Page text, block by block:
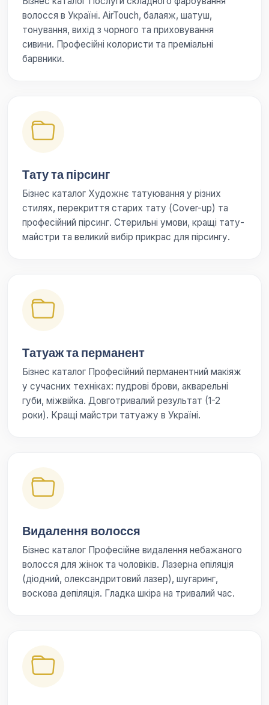
волосся в Україні. AirTouch, балаяж, шатуш,
тонування, вихід з чорного та приховування
сивини. Професійні колористи та преміальні
барвники.
Тату та пірсинг
Бізнес каталог Художнє татуювання у різних
стилях, перекриття старих тату (Cover-up) та
професійний пірсинг. Стерильні умови, кращі тату-
майстри та великий вибір прикрас для пірсингу.
Татуаж та перманент
Бізнес каталог Професійний перманентний макіяж
у сучасних техніках: пудрові брови, акварельні
губи, міжвійка. Довготривалий результат (1-2
роки). Кращі майстри татуажу в Україні.
Видалення волосся
Бізнес каталог Професійне видалення небажаного
волосся для жінок та чоловіків. Лазерна епіляція
(діодний, олександритовий лазер), шугаринг,
воскова депіляція. Гладка шкіра на тривалий час.